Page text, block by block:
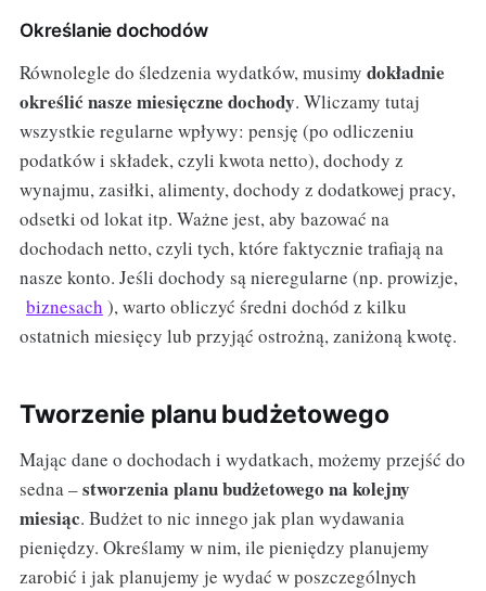
Określanie dochodów
Równolegle do śledzenia wydatków, musimy dokładnie
określić nasze miesięczne dochody. Wliczamy tutaj
wszystkie regularne wpływy: pensję (po odliczeniu
podatków i składek, czyli kwota netto), dochody z
wynajmu, zasiłki, alimenty, dochody z dodatkowej pracy,
odsetki od lokat itp. Ważne jest, aby bazować na
dochodach netto, czyli tych, które faktycznie trafiają na
nasze konto. Jeśli dochody są nieregularne (np. prowizje,
biznesach ), warto obliczyć średni dochód z kilku
ostatnich miesięcy lub przyjąć ostrożną, zaniżoną kwotę.
Tworzenie planu budżetowego
Mając dane o dochodach i wydatkach, możemy przejść do
sedna –stworzenia planu budżetowego na kolejny
miesiąc. Budżet to nic innego jak plan wydawania
pieniędzy. Określamy w nim, ile pieniędzy planujemy
zarobić i jak planujemy je wydać w poszczególnych